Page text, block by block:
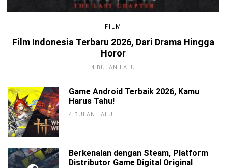
FILM
Film Indonesia Terbaru 2026, Dari Drama Hingga
Horor
4 BULAN LALU
Game Android Terbaik 2026, Kamu
Harus Tahu!
4 BULAN LALU
Berkenalan dengan Steam, Platform
Distributor Game Digital Original